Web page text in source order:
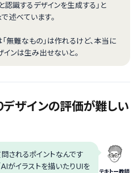
認識するデザインを生成する」と
述べています。
無難なもの」は作れるけど、本当に
ンは生み出せないと。
デザインの評価が難しい
テキトー教師
問されるポイントなんです
AIがイラストを描いたりUIを